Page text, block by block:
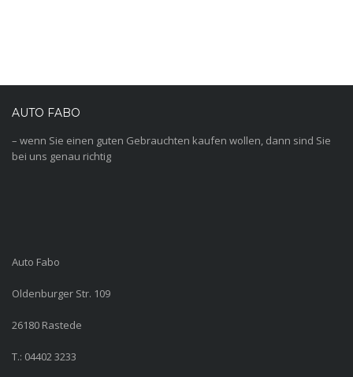
AUTO FABO
– wenn Sie einen guten Gebrauchten kaufen wollen, dann sind Sie
bei uns genau richtig
Auto Fabo
Oldenburger Str. 109
26180 Rastede
T.: 04402 3233